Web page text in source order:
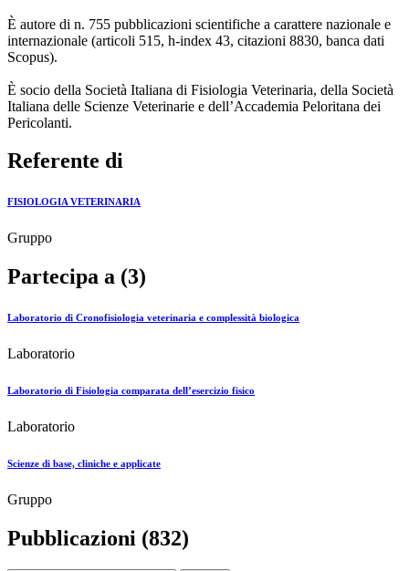
È autore di n. 755 pubblicazioni scientifiche a carattere nazionale e
internazionale (articoli 515, h-index 43, citazioni 8830, banca dati
Scopus).
È socio della Società Italiana di Fisiologia Veterinaria, della Società
Italiana delle Scienze Veterinarie e dell’Accademia Peloritana dei
Pericolanti.
Referente di
FISIOLOGIA VETERINARIA
Gruppo
Partecipa a (3)
Laboratorio di Cronofisiologia veterinaria e complessità biologica
Laboratorio
Laboratorio di Fisiologia comparata dell’esercizio fisico
Laboratorio
Scienze di base, cliniche e applicate
Gruppo
Pubblicazioni (832)